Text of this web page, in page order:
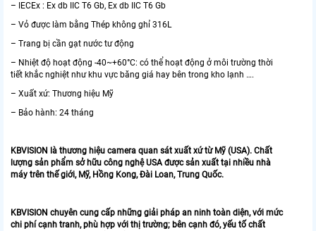
– IECEx : Ex db IIC T6 Gb, Ex db IIC T6 Gb
– Vỏ được làm bằng Thép không ghỉ 316L
– Trang bị cần gạt nước tư động
– Nhiệt độ hoạt động -40~+60°C: có thể hoạt động ở môi trường thời
tiết khắc nghiệt như khu vực băng giá hay bên trong kho lạnh ….
– Xuất xứ: Thương hiệu Mỹ
– Bảo hành: 24 tháng
KBVISION là thương hiệu camera quan sát xuất xứ từ Mỹ (USA). Chất
lượng sản phẩm sở hữu công nghệ USA được sản xuất tại nhiều nhà
máy trên thế giới, Mỹ, Hồng Kong, Đài Loan, Trung Quốc.
KBVISION chuyên cung cấp những giải pháp an ninh toàn diện, với mức
chi phí cạnh tranh, phù hợp với thị trường; bên cạnh đó, yếu tố chất